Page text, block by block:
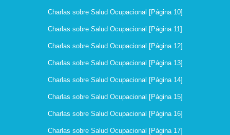
Charlas sobre Salud Ocupacional [Página 10]
Charlas sobre Salud Ocupacional [Página 11]
Charlas sobre Salud Ocupacional [Página 12]
Charlas sobre Salud Ocupacional [Página 13]
Charlas sobre Salud Ocupacional [Página 14]
Charlas sobre Salud Ocupacional [Página 15]
Charlas sobre Salud Ocupacional [Página 16]
Charlas sobre Salud Ocupacional [Página 17]